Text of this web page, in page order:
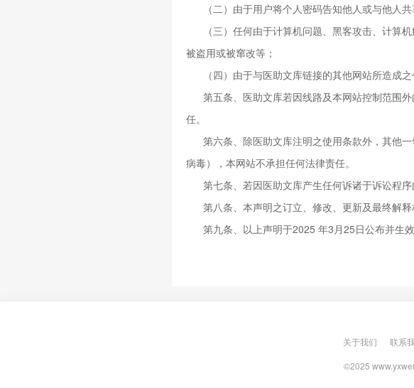
（二）由于用户将个人密码告知他人或与他人
（三）任何由于计算机问题、黑客攻击、计算
被盗用或被窜改等；
（四）由于与医助文库链接的其他网站所造成
第五条、医助文库若因线路及本网站控制范围
任。
第六条、除医助文库注明之使用条款外，其他
病毒），本网站不承担任何法律责任。
第七条、若因医助文库产生任何诉诸于诉讼程
第八条、本声明之订立、修改、更新及最终解释
第九条、以上声明于2025 年3月25日公布并生效
关于我们 联系
©2025